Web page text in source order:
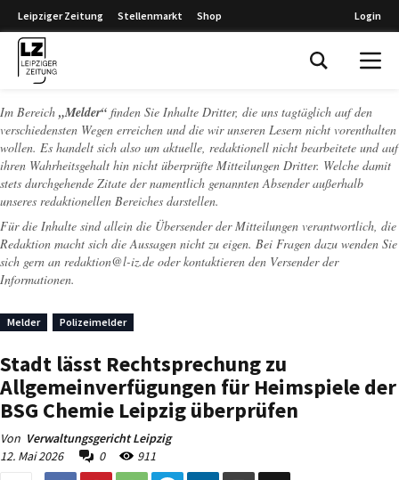
Leipziger Zeitung Stellenmarkt Shop Login
Im Bereich „Melder“ finden Sie Inhalte Dritter, die uns tagtäglich auf den
verschiedensten Wegen erreichen und die wir unseren Lesern nicht vorenthalten
wollen. Es handelt sich also um aktuelle, redaktionell nicht bearbeitete und auf
ihren Wahrheitsgehalt hin nicht überprüfte Mitteilungen Dritter. Welche damit
stets durchgehende Zitate der namentlich genannten Absender außerhalb
unseres redaktionellen Bereiches darstellen.
Für die Inhalte sind allein die Übersender der Mitteilungen verantwortlich, die
Redaktion macht sich die Aussagen nicht zu eigen. Bei Fragen dazu wenden Sie
sich gern an redaktion@l-iz.de oder kontaktieren den Versender der
Informationen.
Melder Polizeimelder
Stadt lässt Rechtsprechung zu
Allgemeinverfügungen für Heimspiele der
BSG Chemie Leipzig überprüfen
Von Verwaltungsgericht Leipzig
12. Mai 2026
0 911